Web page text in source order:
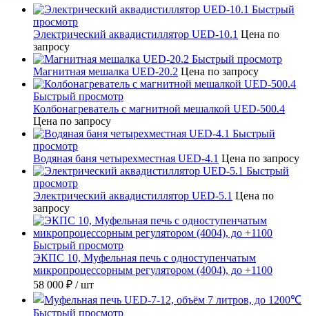
Быстрый
просмотр
Электрический аквадистиллятор UED-10.1 Цена по
запросу
Быстрый просмотр
Магнитная мешалка UED-20.2 Цена по запросу
Быстрый просмотр
Колбонагреватель с магнитной мешалкой UED-500.4
Цена по запросу
Быстрый
просмотр
Водяная баня четырехместная UED-4.1 Цена по запросу
Быстрый
просмотр
Электрический аквадистиллятор UED-5.1 Цена по
запросу
Быстрый просмотр
ЭКПС 10, Муфельная печь с одноступенчатым
микропроцессорным регулятором (4004), до +1100
58 000 ₽ / шт
Быстрый просмотр